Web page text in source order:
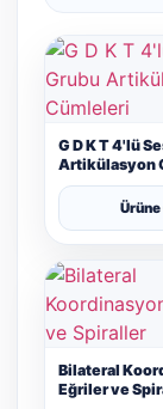
G D K T 4'lü
Artikülasyon
Bilateral
Eğriler ve